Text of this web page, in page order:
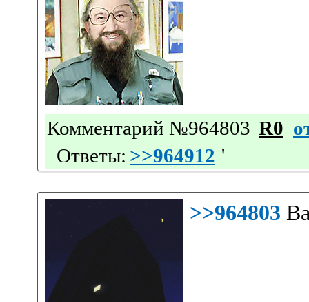
Комментарий №964803 R0
Ответы: >>964912 '
>>964803